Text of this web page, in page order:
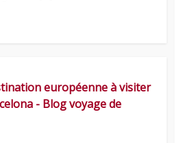
européenne à visiter
- Blog voyage de